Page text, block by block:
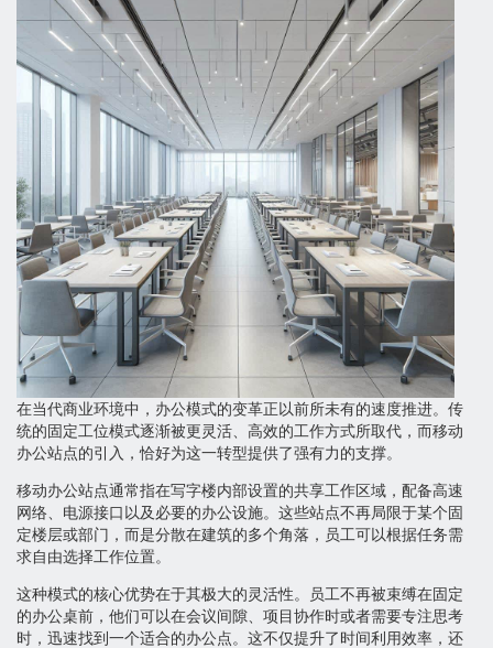
在当代商业环境中，办公模式的变革正以前所未有的速度推进。传
统的固定工位模式逐渐被更灵活、高效的工作方式所取代，而移动
办公站点的引入，恰好为这一转型提供了强有力的支撑。
移动办公站点通常指在写字楼内部设置的共享工作区域，配备高速
网络、电源接口以及必要的办公设施。这些站点不再局限于某个固
定楼层或部门，而是分散在建筑的多个角落，员工可以根据任务需
求自由选择工作位置。
这种模式的核心优势在于其极大的灵活性。员工不再被束缚在固定
的办公桌前，他们可以在会议间隙、项目协作时或者需要专注思考
时，迅速找到一个适合的办公点。这不仅提升了时间利用效率，还